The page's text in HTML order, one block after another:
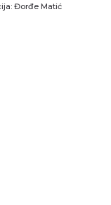
Đorđe Matić